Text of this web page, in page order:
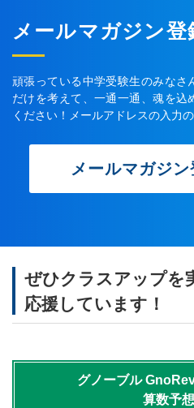
メールマガジン登
頑張っている中学受験生のみなさ
だけを考えて、一通一通、魂を込
ください！メールアドレスの入力
メールマガジ
ぜひクラスアップを
応援しています！
グノーブル
算数予